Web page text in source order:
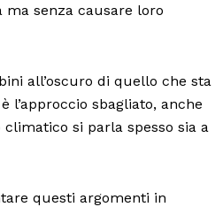
ma senza causare loro
all’oscuro di quello che sta
l’approccio sbagliato, anche
si parla spesso sia a
questi argomenti in